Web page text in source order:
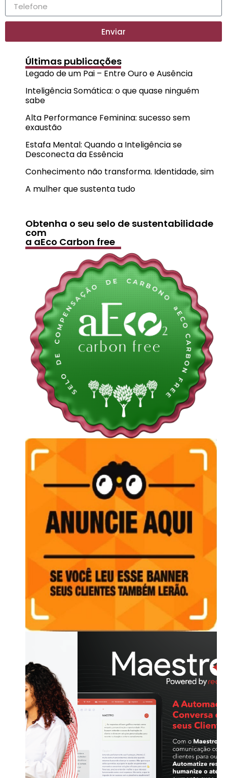
Enviar
Últimas publicações
Legado de um Pai – Entre Ouro e Ausência
Inteligência Somática: o que quase ninguém
sabe
Alta Performance Feminina: sucesso sem
exaustão
Estafa Mental: Quando a Inteligência se
Desconecta da Essência
Conhecimento não transforma. Identidade, sim
A mulher que sustenta tudo
Obtenha o seu selo de sustentabilidade
com
a aEco Carbon free